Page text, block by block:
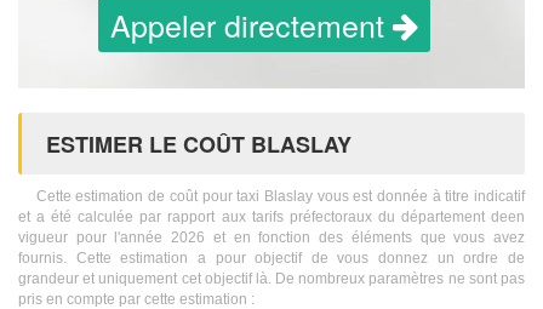
Appeler directement
ESTIMER LE COÛT BLASLAY
Cette estimation de coût pour taxi Blaslay vous est donnée à titre indicatif
et a été calculée par rapport aux tarifs préfectoraux du département deen
vigueur pour l'année 2026 et en fonction des éléments que vous avez
fournis. Cette estimation a pour objectif de vous donnez un ordre de
grandeur et uniquement cet objectif là. De nombreux paramètres ne sont pas
pris en compte par cette estimation :